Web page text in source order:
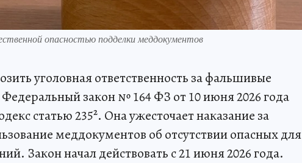
опасностью подделки меддокументов
уголовная ответственность за фальшивые
закон № 164 ФЗ от 10 июня 2026 года
статью 235². Она ужесточает наказание за
меддокументов об отсутствии опасных для
Закон начал действовать с 21 июня 2026 года.